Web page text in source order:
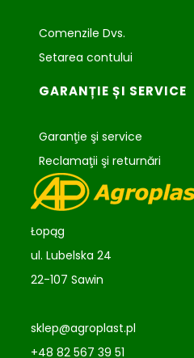
Comenzile Dvs.
Setarea contului
GARANȚIE ȘI SERVICE
Garanţie şi service
Reclamaţii şi returnări
Łopąg
ul. Lubelska 24
22-107 Sawin
sklep@agroplast.pl
+48 82 567 39 51